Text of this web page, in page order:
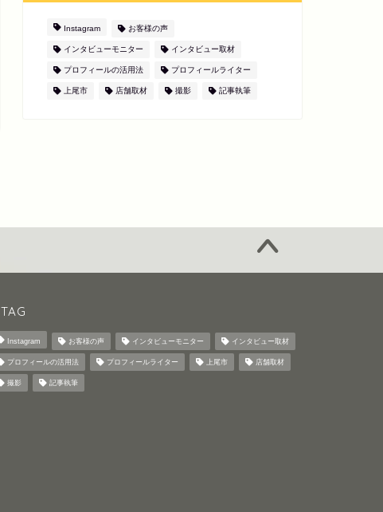
Instagram お客様の声
インタビューモニター インタビュー取材
プロフィールの活用法 プロフィールライター
上尾市 店舗取材 撮影 記事執筆
TAG
Instagram お客様の声 インタビューモニター インタビュー取材
プロフィールの活用法 プロフィールライター 上尾市 店舗取材
撮影 記事執筆